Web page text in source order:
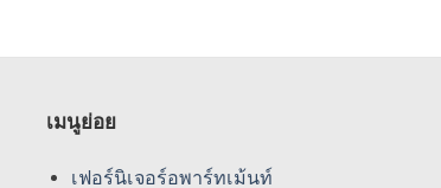
เมนูย่อย
เฟอร์นิเจอร์อพาร์ทเม้นท์